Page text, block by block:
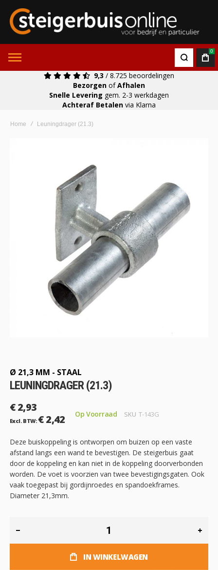
0
9,3 / 8.725 beoordelingen
Bezorgen ofAfhalen
Snelle Levering gem. 2-3 werkdagen
Achteraf Betalen via Klarna
Home Leuningdrager (21.3)
begin
van
de
gallerij
Ø 21,3 MM - STAAL
LEUNINGDRAGER (21.3)
€ 2,93
€ 2,42
Op Voorraad SKU T-143G
Deze buiskoppeling is ontworpen om buizen op een vaste
afstand langs een wand te bevestigen. De steigerbuis gaat
door de koppeling en kan niet in de koppeling doorverbonden
worden. De voet is voorzien van twee bevestigingsgaten. Ook
vaak toegepast bij gordijnroedes en spandoekframes.
Diameter 21,3mm.
IN WINKELWAGEN